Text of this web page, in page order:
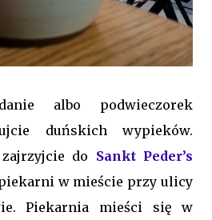
albo podwieczorek
duńskich wypieków.
do Sankt Peder’s
w mieście przy ulicy
Piekarnia mieści się w